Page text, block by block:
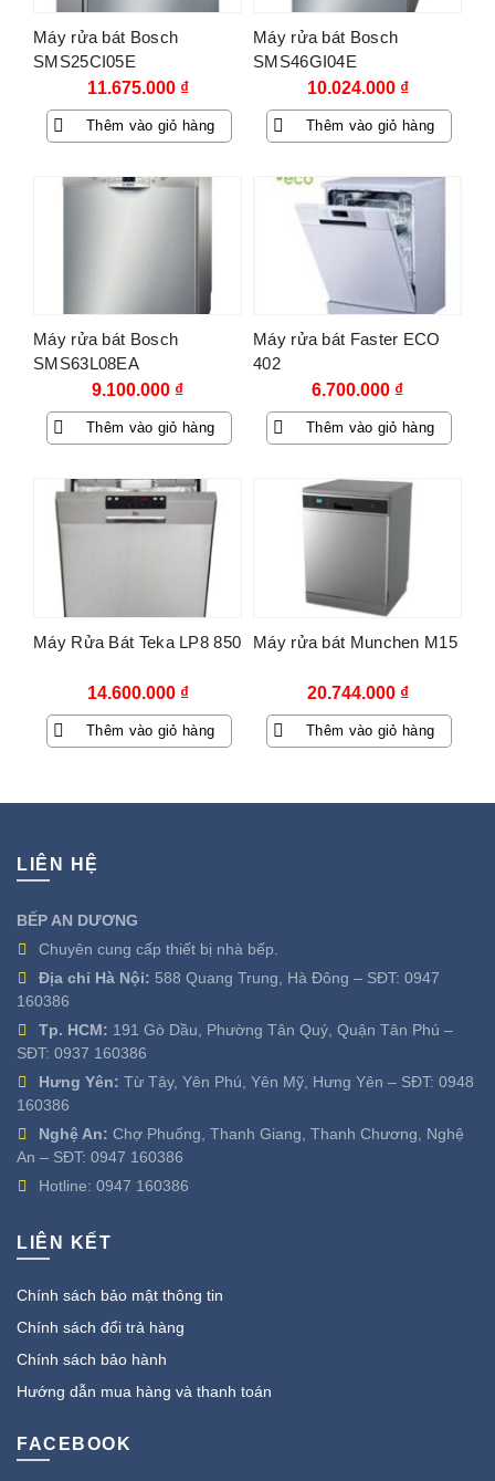
Máy rửa bát Bosch
SMS25CI05E
11.675.000 ₫
Thêm vào giỏ hàng
Máy rửa bát Bosch
SMS46GI04E
10.024.000 ₫
Thêm vào giỏ hàng
Máy rửa bát Bosch
SMS63L08EA
9.100.000 ₫
Thêm vào giỏ hàng
Máy rửa bát Faster ECO
402
6.700.000 ₫
Thêm vào giỏ hàng
Máy Rửa Bát Teka LP8 850
14.600.000 ₫
Thêm vào giỏ hàng
Máy rửa bát Munchen M15
20.744.000 ₫
Thêm vào giỏ hàng
LIÊN HỆ
BẾP AN DƯƠNG
Chuyên cung cấp thiết bị nhà bếp.
Địa chỉ Hà Nội: 588 Quang Trung, Hà Đông – SĐT: 0947
160386
Tp. HCM: 191 Gò Dầu, Phường Tân Quý, Quận Tân Phú –
SĐT: 0937 160386
Hưng Yên: Từ Tây, Yên Phú, Yên Mỹ, Hưng Yên – SĐT: 0948
160386
Nghệ An: Chợ Phuống, Thanh Giang, Thanh Chương, Nghệ
An – SĐT: 0947 160386
Hotline: 0947 160386
LIÊN KẾT
Chính sách bảo mật thông tin
Chính sách đổi trả hàng
Chính sách bảo hành
Hướng dẫn mua hàng và thanh toán
FACEBOOK